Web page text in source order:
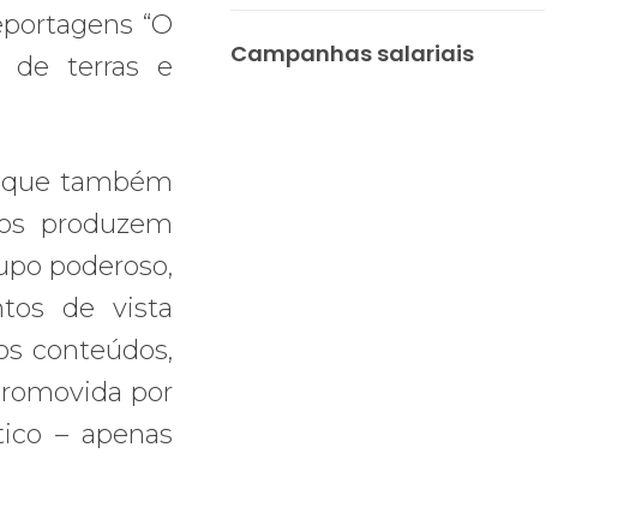
“O
de terras e
também
produzem
poderoso,
de vista
conteúdos,
por
– apenas
Campanhas salariais